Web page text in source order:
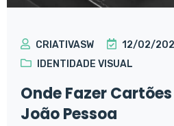
CRIATIVASW
12/02/
IDENTIDADE VISUAL
Onde Fazer
João Pessoa